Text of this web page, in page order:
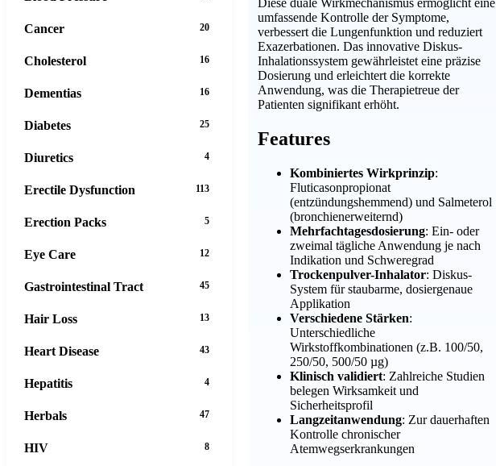
Diese duale Wirkmechanismus ermöglicht eine
umfassende Kontrolle der Symptome,
verbessert die Lungenfunktion und reduziert
Exazerbationen. Das innovative Diskus-
Inhalationssystem gewährleistet eine präzise
Dosierung und erleichtert die korrekte
Anwendung, was die Therapietreue der
Patienten signifikant erhöht.
Features
Kombiniertes Wirkprinzip:
Fluticasonpropionat
(entzündungshemmend) und Salmeterol
(bronchienerweiternd)
Mehrfachtagesdosierung: Ein- oder
zweimal tägliche Anwendung je nach
Indikation und Schweregrad
Trockenpulver-Inhalator: Diskus-
System für staubarme, dosiergenaue
Applikation
Verschiedene Stärken:
Unterschiedliche
Wirkstoffkombinationen (z.B. 100/50,
250/50, 500/50 µg)
Klinisch validiert: Zahlreiche Studien
belegen Wirksamkeit und
Sicherheitsprofil
Langzeitanwendung: Zur dauerhaften
Kontrolle chronischer
Atemwegserkrankungen
Cancer 20
Cholesterol 16
Dementias 16
Diabetes 25
Diuretics 4
Erectile Dysfunction 113
Erection Packs 5
Eye Care 12
Gastrointestinal Tract 45
Hair Loss 13
Heart Disease 43
Hepatitis 4
Herbals 47
HIV 8